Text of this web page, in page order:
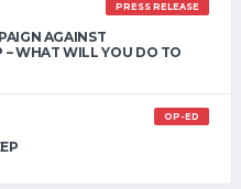
PRESS RELEASE
AGAINST
– WHAT WILL YOU DO TO
OP-ED